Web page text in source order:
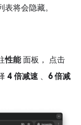
表将会隐藏。
性能面板， 点击
4 倍减速 、 6 倍减